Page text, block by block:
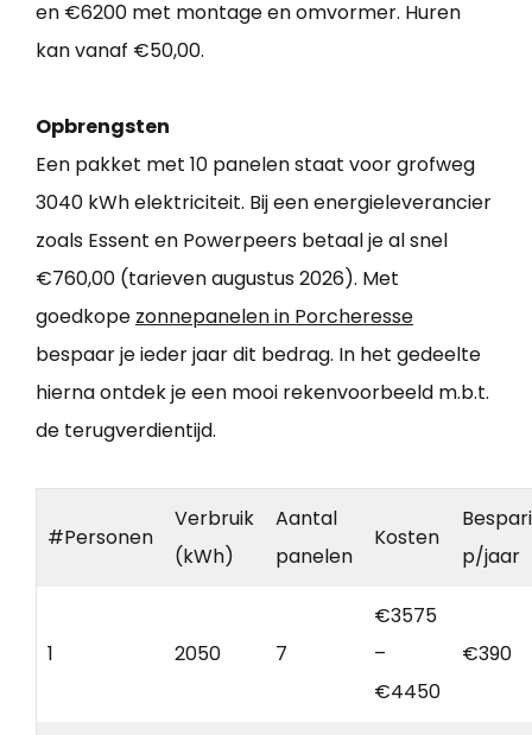
en €6200 met montage en omvormer. Huren
kan vanaf €50,00.
Opbrengsten
Een pakket met 10 panelen staat voor grofweg
3040 kWh elektriciteit. Bij een energieleverancier
zoals Essent en Powerpeers betaal je al snel
€760,00 (tarieven augustus 2026). Met
goedkope zonnepanelen in Porcheresse
bespaar je ieder jaar dit bedrag. In het gedeelte
hierna ontdek je een mooi rekenvoorbeeld m.b.t.
de terugverdientijd.
#Personen
Verbruik
(kWh)
Aantal
panelen
Kosten
p/jaar
1 2050 7
€3575
–
€4450
€390